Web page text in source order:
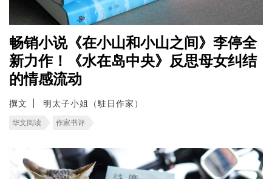
畅销小说《在小山和小山之间》李停全
新力作！《水在岛中央》反思母女纠结
的情感流动
撰文 明太子小姐（駐日作家）
华文阅读 作家书评